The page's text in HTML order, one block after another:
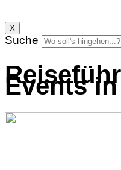
X
Suche
Events